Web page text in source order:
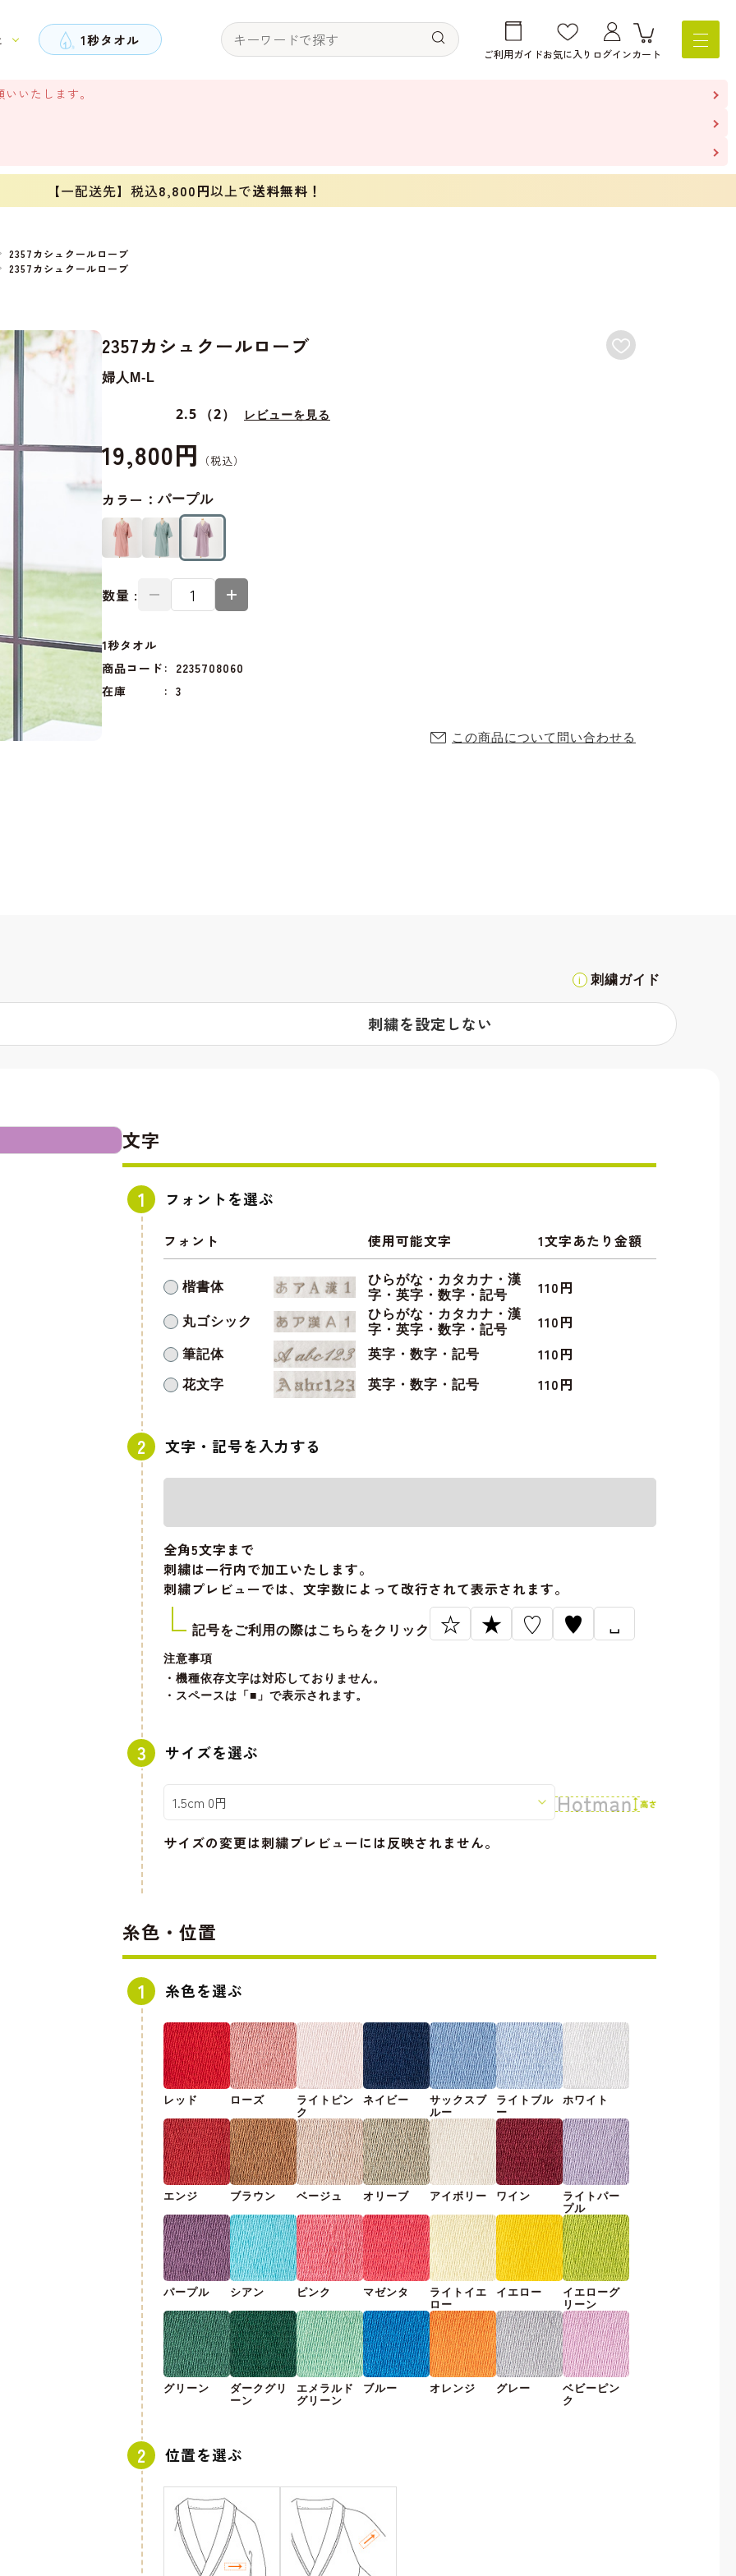
1秒タオル
ご利用ガイドお気に入り ログインカート
いたします。
【一配送先】税込8,800円以上で送料無料！
2357カシュクールローブ
2357カシュクールローブ
2357カシュクールローブ
婦人M-L
2.5 （2） レビューを見る
19,800円
カラー：パープル
数量 :
1秒タオル
商品コード
2235708060
在庫
3
この商品について問い合わせる
刺繍ガイド
刺繍を設定しない
文字
フォントを選ぶ
フォント 使用可能文字 1文字あたり金額
楷書体
ひらがな・カタカナ・漢
字・英字・数字・記号
110円
丸ゴシック
ひらがな・カタカナ・漢
字・英字・数字・記号
110円
筆記体 英字・数字・記号 110円
花文字 英字・数字・記号 110円
文字・記号を入力する
全角5文字 まで
刺繍は一行内で加工いたします。
刺繍プレビューでは、文字数によって改行されて表示されます。
記号をご利用の際はこちらをクリック ☆ ★ ♡ ♥ ␣
注意事項
・機種依存文字は対応しておりません。
・スペースは「■」で表示されます。
サイズを選ぶ
サイズの変更は刺繍プレビューには反映されません。
糸色・位置
糸色を選ぶ
レッド ローズ
ライトピン
ク
ネイビー
サックスブ
ルー
ライトブル
ー
ホワイト
エンジ ブラウン ベージュ オリーブ アイボリー ワイン
ライトパー
プル
パープル シアン ピンク マゼンタ
ライトイエ
ロー
イエロー
イエローグ
リーン
グリーン
ダークグリ
ーン
エメラルド
グリーン
ブルー オレンジ グレー
ベビーピン
ク
位置を選ぶ